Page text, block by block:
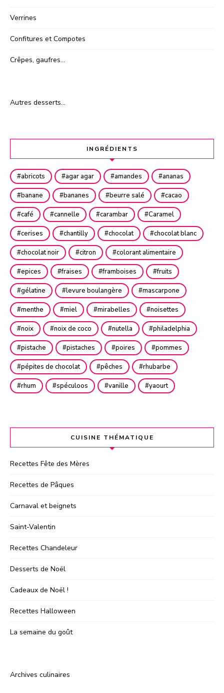
Verrines
Confitures et Compotes
Crêpes, gaufres…
Autres desserts…
INGRÉDIENTS
abricots agar agar amandes ananas
banane bananes beurre salé cacao
café cannelle carambar Caramel
cerises chantilly chocolat chocolat blanc
chocolat noir citron colorant alimentaire
epices fraises framboises fruits
gélatine levure boulangère mascarpone
menthe miel mirabelles noisettes
noix noix de coco nutella philadelphia
pistache pistaches poires pommes
pépites de chocolat pêches rhubarbe
rhum spéculoos vanille yaourt
CUISINE THÉMATIQUE
Recettes Fête des Mères
Recettes de Pâques
Carnaval et beignets
Saint-Valentin
Recettes Chandeleur
Desserts de Noël
Cadeaux de Noël !
Recettes Halloween
La semaine du goût
Archives culinaires